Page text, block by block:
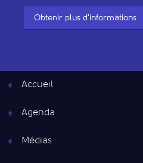
Obtenir plus d'informations
Accueil
Agenda
Médias